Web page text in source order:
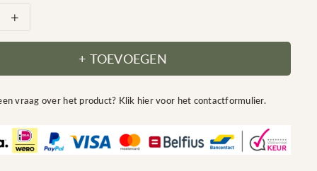
Verhoog
het
aantal
Strelitzia
|
|
realistisch
+ TOEVOEGEN
vraag over het product? Klik hier voor het contactformulier.